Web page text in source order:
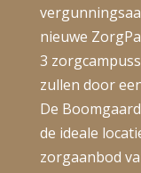
nieuwe
3
zullen door
De
de ideale
zorgaanbod